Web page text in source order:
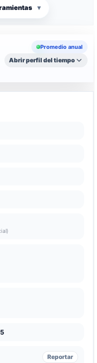
▾
Promedio anual
Abrir perfil del tiempo
Reportar